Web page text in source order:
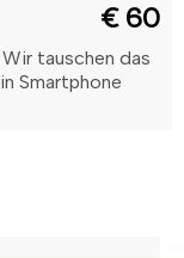
€ 60
tauschen das
Smartphone